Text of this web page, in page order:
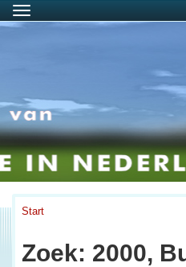
Menu
Start
Zoek: 2000,